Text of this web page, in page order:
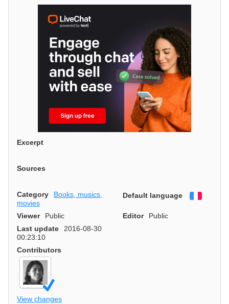
Excerpt
Sources
Category
Books, musics,
movies
Default language
Viewer Public Editor
Public
Last update
2016-08-30
00:23:10
Contributors
View changes